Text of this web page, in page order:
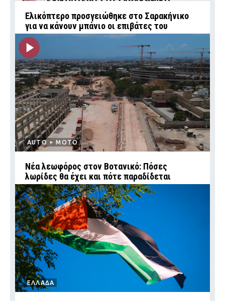
Ελικόπτερο προσγειώθηκε στο Σαρακήνικο
για να κάνουν μπάνιο οι επιβάτες του
AUTO + MOTO
Νέα λεωφόρος στον Βοτανικό: Πόσες
λωρίδες θα έχει και πότε παραδίδεται
ΕΛΛΑΔΑ